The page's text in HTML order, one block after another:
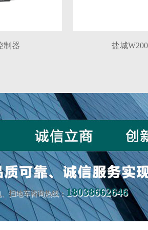
制器 盐城
扫地车咨询热线：18038662646